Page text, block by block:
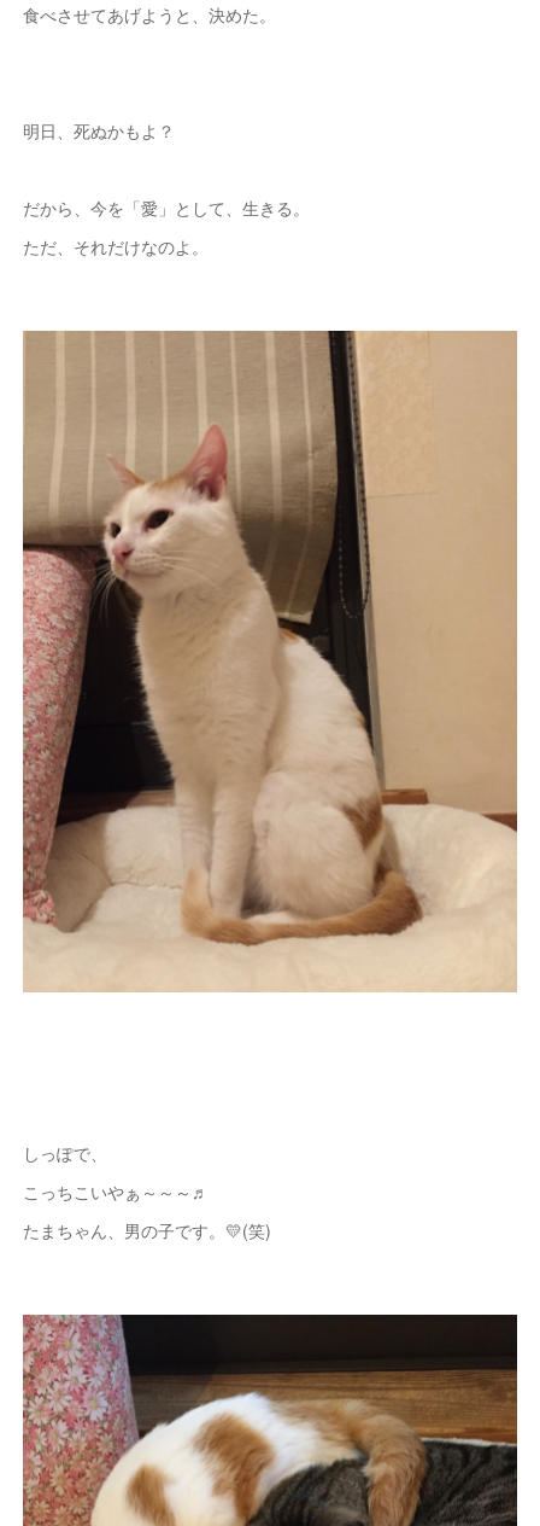
食べさせてあげようと、決めた。
明日、死ぬかもよ？
だから、今を「愛」として、生きる。
ただ、それだけなのよ。
しっぽで、
こっちこいやぁ～～～♬
たまちゃん、男の子です。💛(笑)